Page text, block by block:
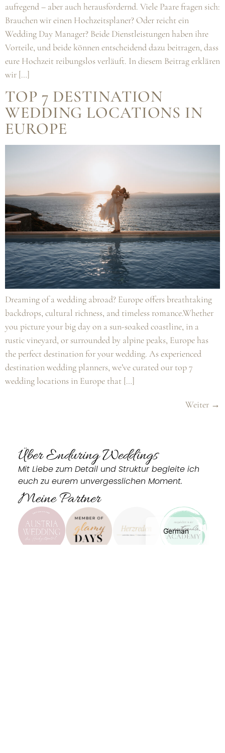
aufregend – aber auch herausfordernd. Viele Paare fragen sich:
Brauchen wir einen Hochzeitsplaner? Oder reicht ein
Wedding Day Manager? Beide Dienstleistungen haben ihre
Vorteile, und beide können entscheidend dazu beitragen, dass
eure Hochzeit reibungslos verläuft. In diesem Beitrag erklären
wir […]
TOP 7 DESTINATION
WEDDING LOCATIONS IN
EUROPE
Dreaming of a wedding abroad? Europe offers breathtaking
backdrops, cultural richness, and timeless romance.Whether
you picture your big day on a sun-soaked coastline, in a
rustic vineyard, or surrounded by alpine peaks, Europe has
the perfect destination for your wedding. As experienced
destination wedding planners, we’ve curated our top 7
wedding locations in Europe that […]
Weiter →
Über Enduring Weddings
Mit Liebe zum Detail und Struktur begleite ich
euch zu eurem unvergesslichen Moment.
Meine Partner
German
English